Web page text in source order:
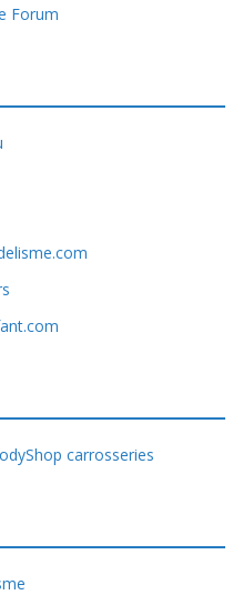
Forum
carrosseries